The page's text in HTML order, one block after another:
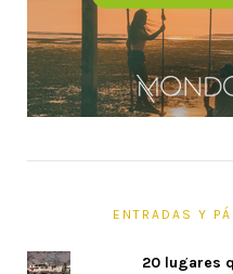
ENTRADAS Y
20 lugares